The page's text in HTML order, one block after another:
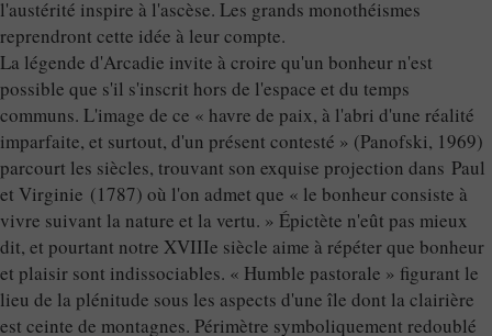
l'austérité inspire à l'ascèse. Les grands monothéismes
reprendront cette idée à leur compte.
La légende d'Arcadie invite à croire qu'un bonheur n'est
possible que s'il s'inscrit hors de l'espace et du temps
communs. L'image de ce « havre de paix, à l'abri d'une réalité
imparfaite, et surtout, d'un présent contesté » (Panofski, 1969)
parcourt les siècles, trouvant son exquise projection dans Paul
et Virginie (1787) où l'on admet que « le bonheur consiste à
vivre suivant la nature et la vertu. » Épictète n'eût pas mieux
dit, et pourtant notre XVIIIe siècle aime à répéter que bonheur
et plaisir sont indissociables. « Humble pastorale » figurant le
lieu de la plénitude sous les aspects d'une île dont la clairière
est ceinte de montagnes. Périmètre symboliquement redoublé